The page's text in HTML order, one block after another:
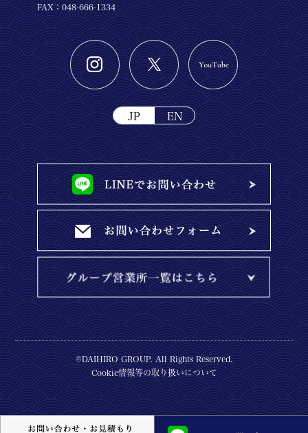
FAX：048-666-1334
JP EN
©DAIHIRO GROUP. All Rights Reserved.
Cookie情報等の取り扱いについて